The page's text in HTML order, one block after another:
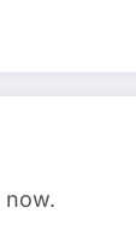
now.